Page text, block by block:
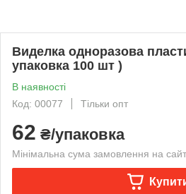
Виделка одноразова
упаковка 100 шт )
В наявності
Код: 00077
Тільки опт
62 ₴/упаковка
Мінімальна сума замовлення на